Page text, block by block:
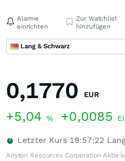
Alarme
einrichten
Zur Watchlist
hinzufügen
Lang & Schwarz
0,1770 EUR
+5,04 % +0,0085
Letzter Kurs 19:57:22
Adyton Resources Corporation Aktie